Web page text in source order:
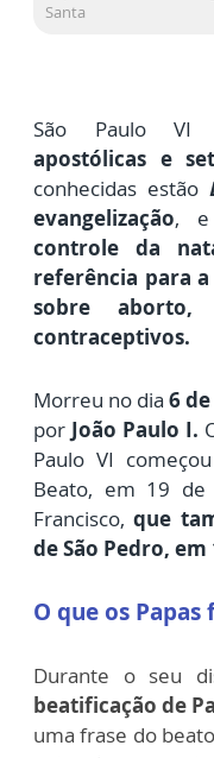
Santa
São Paulo VI
apostólicas e
conhecidas estão
evangelização, e
controle da
referência para
sobre aborto,
contraceptivos.
Morreu no dia6
por João Paulo I.
Paulo VI
Beato, em 19 de
Francisco, que
de São Pedro,
O que os
Durante o seu
beatificação de
uma frase do